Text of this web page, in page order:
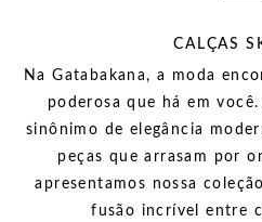
CALÇAS
Na Gatabakana, a moda
poderosa que há em
sinônimo de elegância
peças que arrasam por
apresentamos nossa
fusão incrível entre